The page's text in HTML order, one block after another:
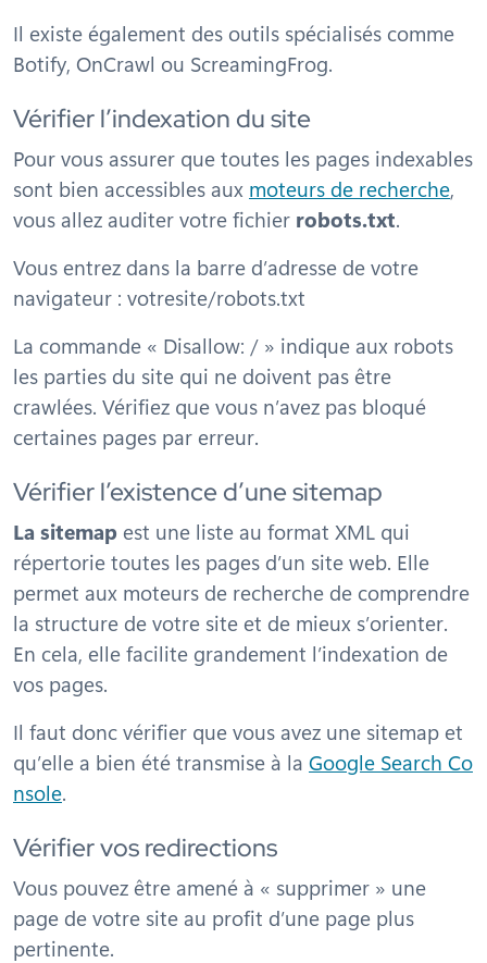
Il existe également des outils spécialisés comme
Botify, OnCrawl ou ScreamingFrog.
Vérifier l’indexation du site
Pour vous assurer que toutes les pages indexables
sont bien accessibles aux moteurs de recherche,
vous allez auditer votre fichier robots.txt.
Vous entrez dans la barre d’adresse de votre
navigateur : votresite/robots.txt
La commande « Disallow: / » indique aux robots
les parties du site qui ne doivent pas être
crawlées. Vérifiez que vous n’avez pas bloqué
certaines pages par erreur.
Vérifier l’existence d’une sitemap
La sitemap est une liste au format XML qui
répertorie toutes les pages d’un site web. Elle
permet aux moteurs de recherche de comprendre
la structure de votre site et de mieux s’orienter.
En cela, elle facilite grandement l’indexation de
vos pages.
Il faut donc vérifier que vous avez une sitemap et
qu’elle a bien été transmise à la Google Search Co
nsole.
Vérifier vos redirections
Vous pouvez être amené à « supprimer » une
page de votre site au profit d’une page plus
pertinente.